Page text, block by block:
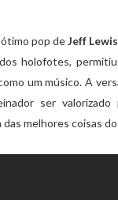
pop deJeff Lewis
holofotes,
um músico. A
ser
melhores coisas